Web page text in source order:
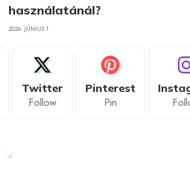
használatánál?
2026. JÚNIUS 1.
Twitter
Follow
Pinterest
Pin